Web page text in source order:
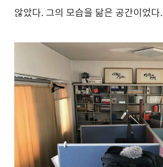
않았다. 그의 모습을 닮은 공간이었다.